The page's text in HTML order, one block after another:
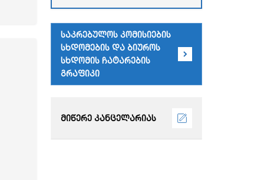
ადმინისტრაციული
შენობა)
საკრებულოს კომისიების
სხდომების და ბიუროს
სხდომის ჩატარების
გრაფიკი
მიწერე კანცელარიას